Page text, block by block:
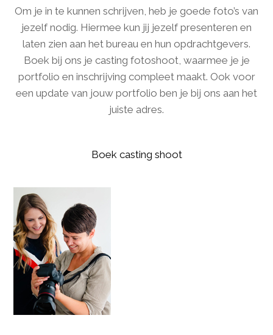
Om je in te kunnen schrijven, heb je goede foto’s van
jezelf nodig. Hiermee kun jij jezelf presenteren en
laten zien aan het bureau en hun opdrachtgevers.
Boek bij ons je casting fotoshoot, waarmee je je
portfolio en inschrijving compleet maakt. Ook voor
een update van jouw portfolio ben je bij ons aan het
juiste adres.
Boek casting shoot